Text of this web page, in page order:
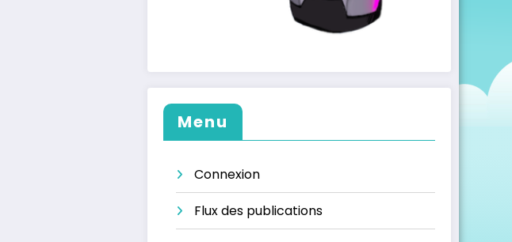
Menu
Connexion
Flux des publications